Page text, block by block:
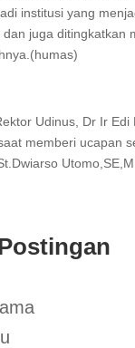
institusi yang
juga ditingkatkan
Udinus, Dr Ir Edi
memberi ucapan